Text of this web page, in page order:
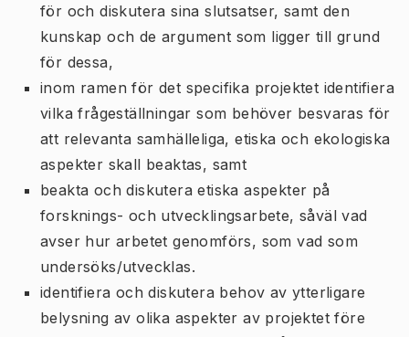
för och diskutera sina slutsatser, samt den
kunskap och de argument som ligger till grund
för dessa,
inom ramen för det specifika projektet identifiera
vilka frågeställningar som behöver besvaras för
att relevanta samhälleliga, etiska och ekologiska
aspekter skall beaktas, samt
beakta och diskutera etiska aspekter på
forsknings- och utvecklingsarbete, såväl vad
avser hur arbetet genomförs, som vad som
undersöks/utvecklas.
identifiera och diskutera behov av ytterligare
belysning av olika aspekter av projektet före